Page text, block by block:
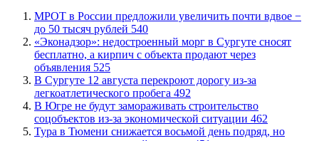
МРОТ в России предложили увеличить почти вдвое −
до 50 тысяч рублей 540
​«Эконадзор»: недостроенный морг в Сургуте сносят
бесплатно, а кирпич с объекта продают через
объявления 525
В Сургуте 12 августа перекроют дорогу из-за
легкоатлетического пробега 492
В Югре не будут замораживать строительство
соцобъектов из-за экономической ситуации 462
Тура в Тюмени снижается восьмой день подряд, но